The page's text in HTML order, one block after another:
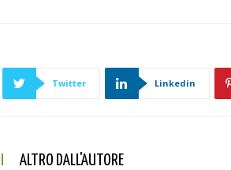
Twitter Linkedin
ALTRO DALL'AUTORE